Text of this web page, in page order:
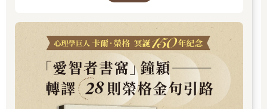
的自己……想知道如何開始這段心靈旅程嗎？